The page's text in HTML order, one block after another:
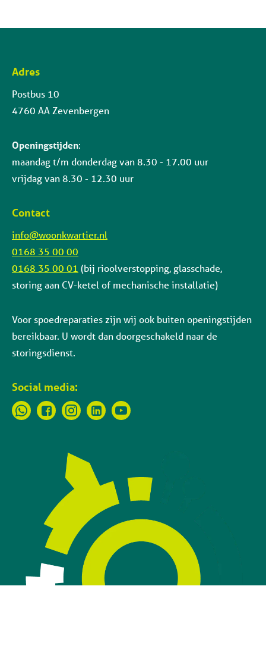
Contactinformatie
Adres
Postbus 10
4760 AA Zevenbergen
Openingstijden:
maandag t/m donderdag van 8.30 - 17.00 uur
vrijdag van 8.30 - 12.30 uur
Contact
info@woonkwartier.nl
0168 35 00 00
0168 35 00 01 (bij rioolverstopping, glasschade,
storing aan CV-ketel of mechanische installatie)
Voor spoedreparaties zijn wij ook buiten openingstijden
bereikbaar. U wordt dan doorgeschakeld naar de
storingsdienst.
Social media: